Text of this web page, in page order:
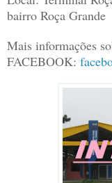
bairro Roça Grande
Mais informações
FACEBOOK: